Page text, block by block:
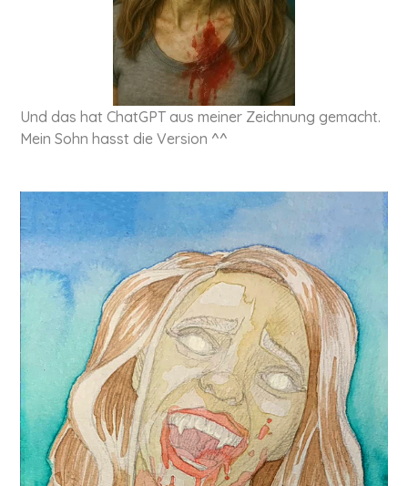
Und das hat ChatGPT aus meiner Zeichnung gemacht.
Mein Sohn hasst die Version ^^